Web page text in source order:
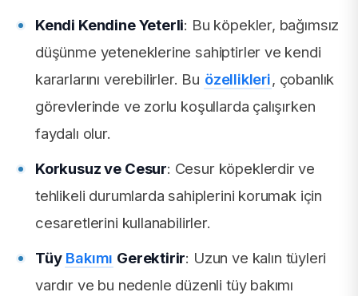
Kendi Kendine Yeterli: Bu köpekler, bağımsız
düşünme yeteneklerine sahiptirler ve kendi
kararlarını verebilirler. Bu özellikleri, çobanlık
görevlerinde ve zorlu koşullarda çalışırken
faydalı olur.
Korkusuz ve Cesur: Cesur köpeklerdir ve
tehlikeli durumlarda sahiplerini korumak için
cesaretlerini kullanabilirler.
Tüy Bakımı Gerektirir: Uzun ve kalın tüyleri
vardır ve bu nedenle düzenli tüy bakımı